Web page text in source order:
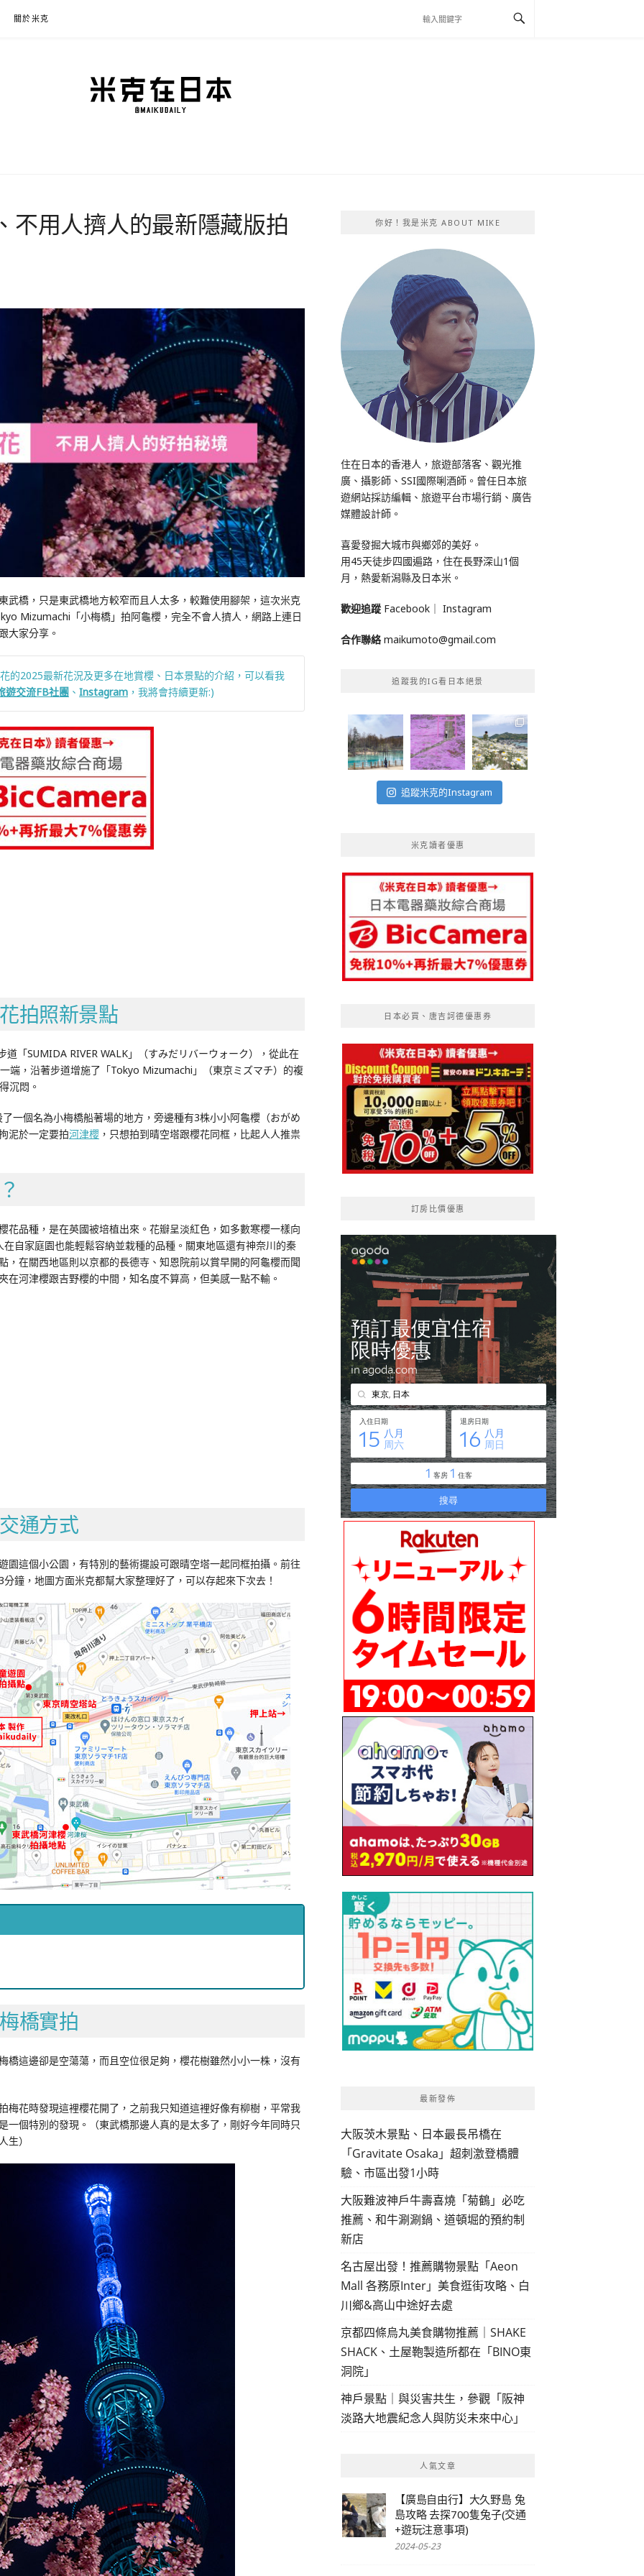
關於米克
不用人擠人的最新隱藏版拍
武橋，只是東武橋地方較窄而且人太多，較難使用腳架，這次米克
Mizumachi「小梅橋」拍阿龜櫻，完全不會人擠人，網路上連日
大家分享。
的2025最新花況及更多在地賞櫻、日本景點的介紹，可以看我
遊交流FB社團 、 Instagram ，我將會持續更新:)
拍照新景點
道「SUMIDA RIVER WALK」（すみだリバーウォーク），從此在
端，沿著步道增施了「Tokyo Mizumachi」（東京ミズマチ）的複
沉悶。
一個名為小梅橋船著場的地方，旁邊種有3株小小阿龜櫻（おがめ
泥於一定要拍河津櫻 ，只想拍到晴空塔跟櫻花同框，比起人人推祟
花品種，是在英國被培植出來。花瓣呈淡紅色，如多數寒櫻一樣向
自家庭園也能輕鬆容納並栽種的品種。關東地區還有神奈川的秦
，在關西地區則以京都的長德寺、知恩院前以賞早開的阿龜櫻而聞
河津櫻跟吉野櫻的中間，知名度不算高，但美感一點不輸。
通方式
園這個小公園，有特別的藝術擺設可跟晴空塔一起同框拍攝。前往
鐘，地圖方面米克都幫大家整理好了，可以存起來下次去！
橋實拍
橋這邊卻是空蕩蕩，而且空位很足夠，櫻花樹雖然小小一株，沒有
梅花時發現這裡櫻花開了，之前我只知道這裡好像有柳樹，平常我
一個特別的發現。（東武橋那邊人真的是太多了，剛好今年同時只
生）
你好！我是米克 ABOUT MIKE
住在日本的香港人，旅遊部落客、觀光推
廣、攝影師、SSI國際唎酒師。曾任日本旅
遊網站採訪編輯、旅遊平台市場行銷、廣告
媒體設計師。
喜愛發掘大城市與鄉郊的美好。
用45天徒步四國遍路，住在長野深山1個
月，熱愛新潟縣及日本米。
歡迎追蹤 Facebook ｜ Instagram
合作聯絡 maikumoto@gmail.com
追蹤我的IG看日本絕景
追蹤米克的Instagram
米克讀者優惠
日本必買、唐吉訶德優惠券
訂房比價優惠
最新發佈
大阪茨木景點、日本最長吊橋在
「Gravitate Osaka」超刺激登橋體
驗、市區出發1小時
大阪難波神戶牛壽喜燒「菊鶴」必吃
推薦、和牛涮涮鍋、道頓堀的預約制
新店
名古屋出發！推薦購物景點「Aeon
Mall 各務原Inter」美食逛街攻略、白
川鄉&高山中途好去處
京都四條烏丸美食購物推薦｜SHAKE
SHACK、土屋鞄製造所都在「BINO東
洞院」
神戶景點｜與災害共生，參觀「阪神
淡路大地震紀念人與防災未來中心」
人氣文章
【廣島自由行】大久野島 兔
島攻略 去探700隻兔子(交通
+遊玩注意事項)
2024-05-23